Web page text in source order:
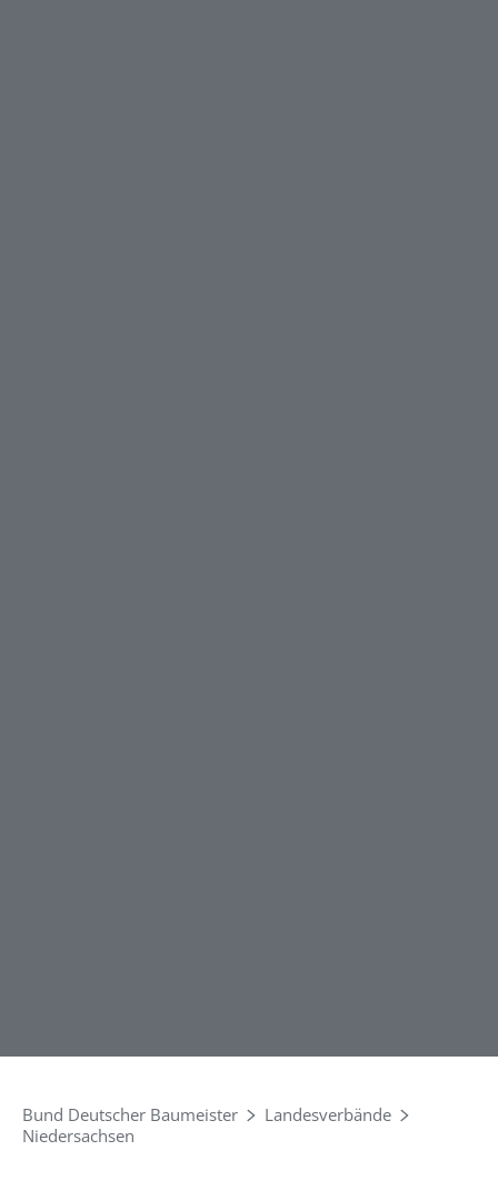
Bund Deutscher Baumeister
Landesverbände
Niedersachsen